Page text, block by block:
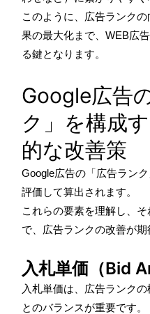
このように、広告ランク
果の最大化まで、WEB広
る鍵となります。
Google広告
ク」を構成
的な改善策
Google広告の「広告ラン
評価して算出されます。
これらの要素を理解し、
で、広告ランクの改善が期
入札単価（Bid
入札単価は、広告ランク
とのバランスが重要です。